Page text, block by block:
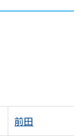
前田